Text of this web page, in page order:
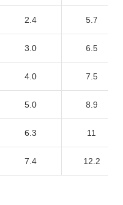
2.4 5.7
3.0 6.5
4.0 7.5
5.0 8.9
6.3 11
7.4 12.2